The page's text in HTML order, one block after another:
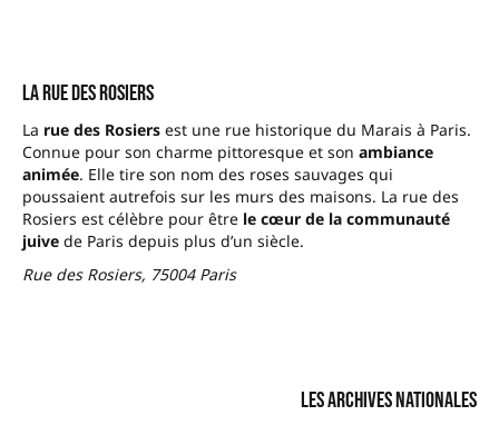
La rue des Rosiers
La rue des Rosiers est une rue historique du Marais à Paris.
Connue pour son charme pittoresque et son ambiance
animée. Elle tire son nom des roses sauvages qui
poussaient autrefois sur les murs des maisons. La rue des
Rosiers est célèbre pour être le cœur de la communauté
juive de Paris depuis plus d’un siècle.
Rue des Rosiers, 75004 Paris
Les Archives Nationales